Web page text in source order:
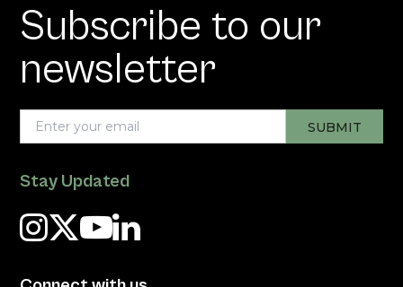
Subscribe to our
newsletter
Stay Updated